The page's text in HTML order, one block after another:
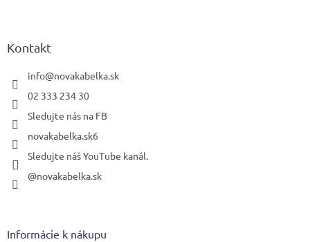
Kontakt
info@novakabelka.sk
02 333 234 30
Sledujte nás na FB
novakabelka.sk6
Sledujte náš YouTube kanál.
@novakabelka.sk
Informácie k nákupu